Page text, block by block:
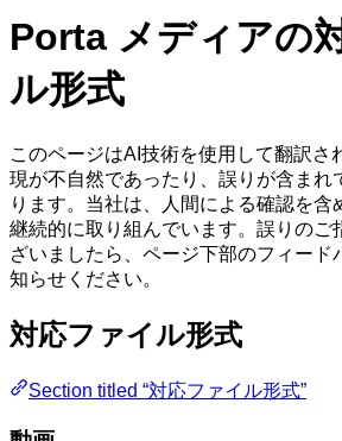
Porta メディアの
ル形式
このページはAI技術を使用して翻訳さ
現が不自然であったり、誤りが含まれ
ります。当社は、人間による確認を含
継続的に取り組んでいます。誤りのご
ざいましたら、ページ下部のフィード
知らせください。
対応ファイル形式
Section titled “対応ファイル形式”